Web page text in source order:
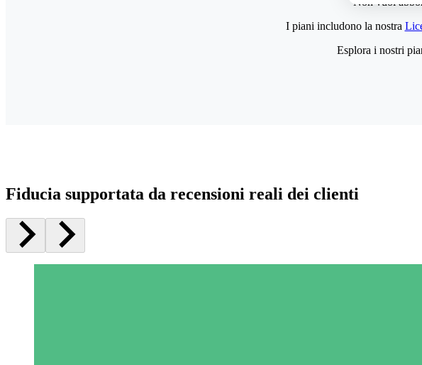
I piani includono la nostra
Esplora i nostri
Fiducia supportata da recensioni reali dei clienti